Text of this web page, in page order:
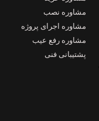
مشاوره نصب
مشاوره اجرای پروژه
مشاوره رفع عیب
پشتیبانی فنی